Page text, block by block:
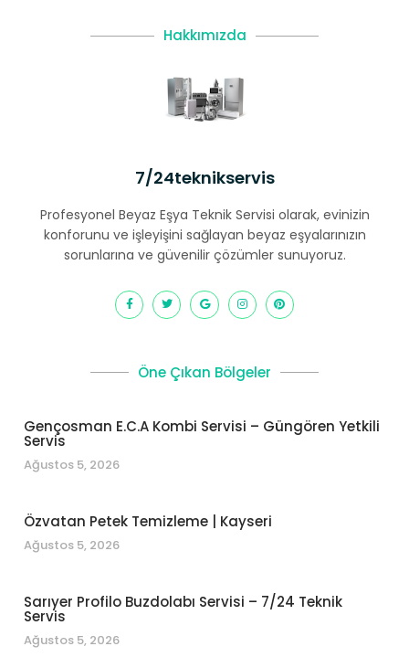
Hakkımızda
7/24teknikservis
Profesyonel Beyaz Eşya Teknik Servisi olarak, evinizin
konforunu ve işleyişini sağlayan beyaz eşyalarınızın
sorunlarına ve güvenilir çözümler sunuyoruz.
Öne Çıkan Bölgeler
Gençosman E.C.A Kombi Servisi – Güngören Yetkili
Servis
Ağustos 5, 2026
Özvatan Petek Temizleme | Kayseri
Ağustos 5, 2026
Sarıyer Profilo Buzdolabı Servisi – 7/24 Teknik
Servis
Ağustos 5, 2026